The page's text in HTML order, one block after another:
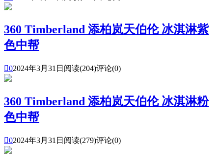
360 Timberland 添柏岚天伯伦 冰淇淋紫
色中帮
02024年3月31日 阅读(204)评论(0)
360 Timberland 添柏岚天伯伦 冰淇淋粉
色中帮
02024年3月31日 阅读(279)评论(0)